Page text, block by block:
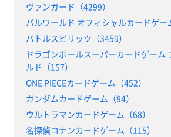
ヴァンガード（4299）
パルワールド オフィシャルカードゲー
バトルスピリッツ（3459）
ドラゴンボールスーパーカードゲーム
ルド（157）
ONE PIECEカードゲーム（452）
ガンダムカードゲーム（94）
ウルトラマンカードゲーム（68）
名探偵コナンカードゲーム（115）